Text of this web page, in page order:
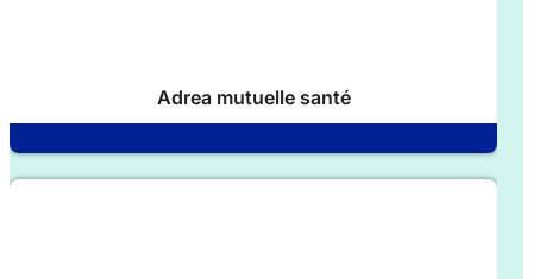
Adrea mutuelle santé